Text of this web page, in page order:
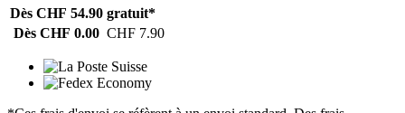
Dès CHF 54.90 gratuit*
Dès CHF 0.00 CHF 7.90